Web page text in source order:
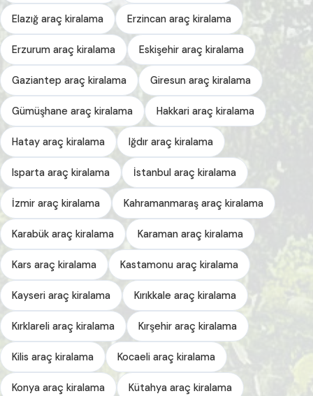
Elazığ araç kiralama Erzincan araç kiralama
Erzurum araç kiralama Eskişehir araç kiralama
Gaziantep araç kiralama Giresun araç kiralama
Gümüşhane araç kiralama Hakkari araç kiralama
Hatay araç kiralama Iğdır araç kiralama
Isparta araç kiralama İstanbul araç kiralama
İzmir araç kiralama Kahramanmaraş araç kiralama
Karabük araç kiralama Karaman araç kiralama
Kars araç kiralama Kastamonu araç kiralama
Kayseri araç kiralama Kırıkkale araç kiralama
Kırklareli araç kiralama Kırşehir araç kiralama
Kilis araç kiralama Kocaeli araç kiralama
Konya araç kiralama Kütahya araç kiralama